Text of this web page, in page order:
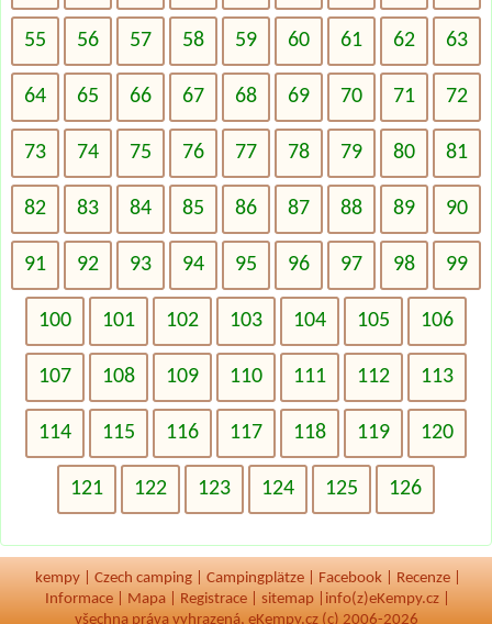
55 56 57 58 59 60 61 62 63
64 65 66 67 68 69 70 71 72
73 74 75 76 77 78 79 80 81
82 83 84 85 86 87 88 89 90
91 92 93 94 95 96 97 98 99
100 101 102 103 104 105 106
107 108 109 110 111 112 113
114 115 116 117 118 119 120
121 122 123 124 125 126
kempy Czech camping Campingplätze Facebook Recenze
Informace
Mapa Registrace sitemap
info(z)eKempy.cz |
všechna práva vyhrazená, eKempy.cz (c) 2006-2026